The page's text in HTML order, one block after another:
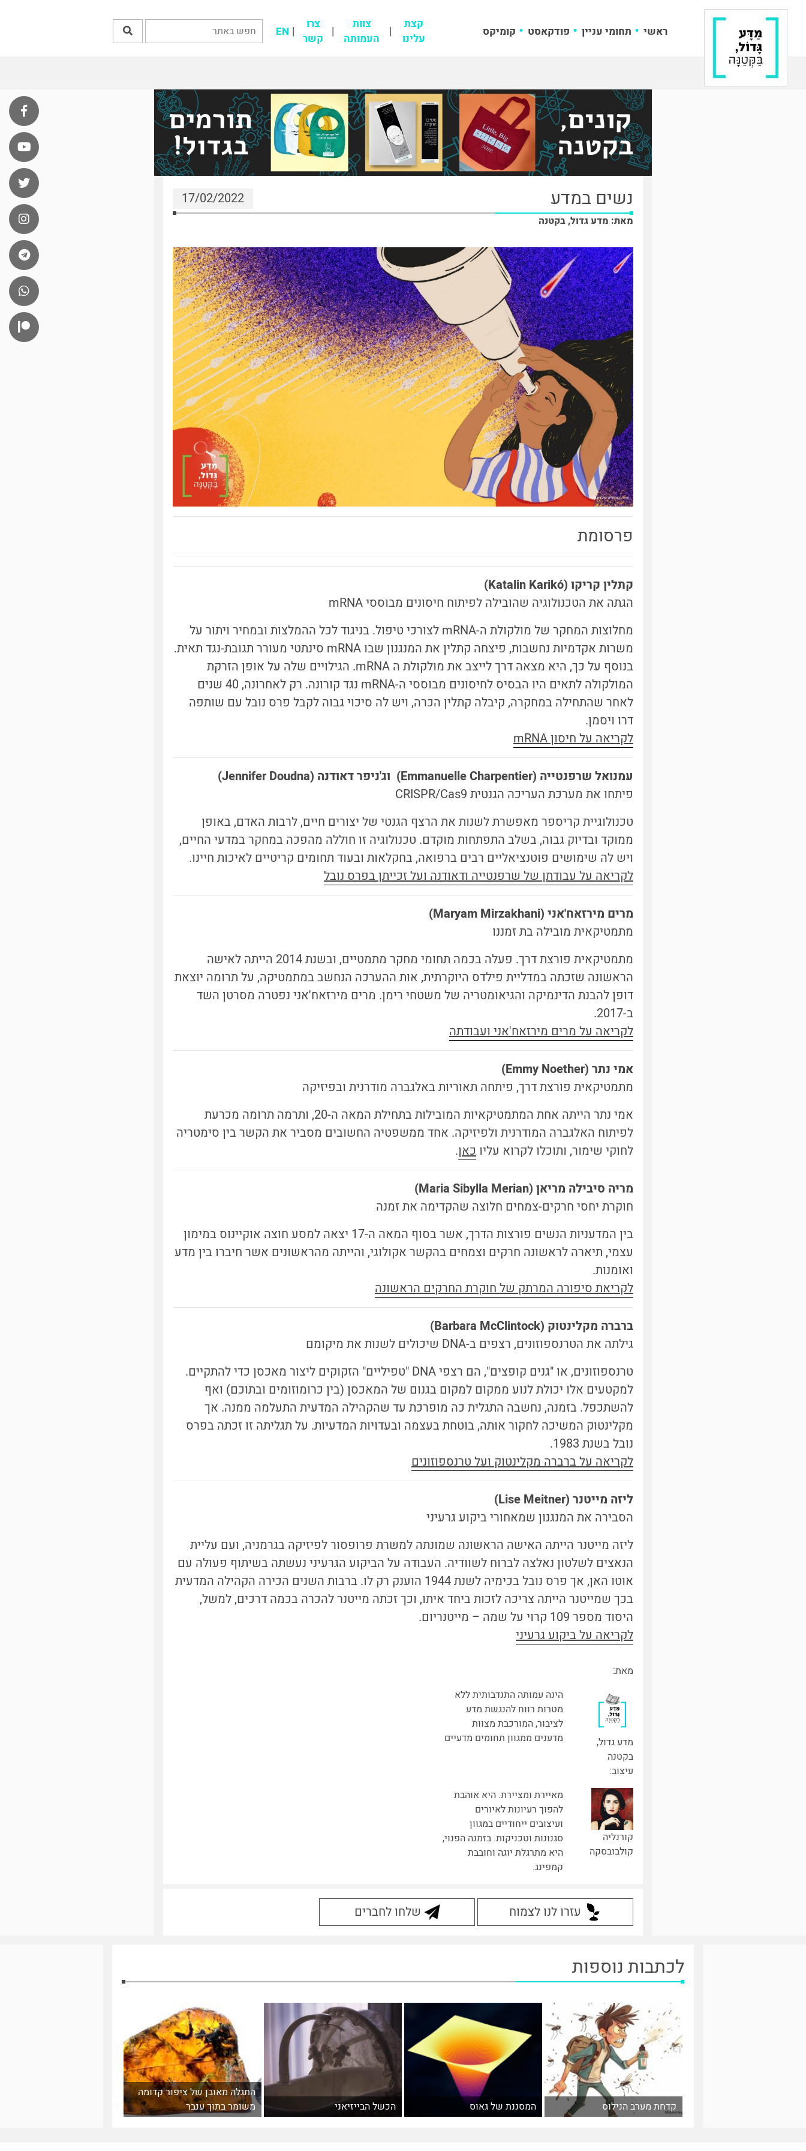
ראשי תחומי עניין פודקאסט קומיקס
קצת
עלינו
צוות
העמותה
צרו
קשר
EN
נשים במדע 17/02/2022
מאת: מדע גדול, בקטנה
פרסומת
קתלין קריקו (Katalin Karikó)
הגתה את הטכנולוגיה שהובילה לפיתוח חיסונים מבוססי mRNA
מחלוצות המחקר של מולקולת ה-mRNA לצורכי טיפול. בניגוד לכל ההמלצות ובמחיר ויתור על
משרות אקדמיות נחשבות, פיצחה קתלין את המנגנון שבו mRNA סינתטי מעורר תגובת-נגד תאית.
בנוסף על כך, היא מצאה דרך לייצב את מולקולת ה mRNA. הגילויים שלה על אופן הזרקת
המולקולה לתאים היו הבסיס לחיסונים מבוססי ה-mRNA נגד קורונה. רק לאחרונה, 40 שנים
לאחר שהתחילה במחקרה, קיבלה קתלין הכרה, ויש לה סיכוי גבוה לקבל פרס נובל עם שותפה
דרו ויסמן.
לקריאה על חיסון mRNA
עמנואל שרפנטייה (Emmanuelle Charpentier) וג'ניפר דאודנה (Jennifer Doudna)
פיתחו את מערכת העריכה הגנטית CRISPR/Cas9
טכנולוגיית קריספר מאפשרת לשנות את הרצף הגנטי של יצורים חיים, לרבות האדם, באופן
ממוקד ובדיוק גבוה, בשלב התפתחות מוקדם. טכנולוגיה זו חוללה מהפכה במחקר במדעי החיים,
ויש לה שימושים פוטנציאליים רבים ברפואה, בחקלאות ובעוד תחומים קריטיים לאיכות חיינו.
לקריאה על עבודתן של שרפנטייה ודאודנה ועל זכייתן בפרס נובל
מרים מירזאח'אני (Maryam Mirzakhani
)
מתמטיקאית מובילה בת זמננו
מתמטיקאית פורצת דרך. פעלה בכמה תחומי מחקר מתמטיים, ובשנת 2014 הייתה לאישה
הראשונה שזכתה במדליית פילדס היוקרתית, אות ההערכה הנחשב במתמטיקה, על תרומה יוצאת
דופן להבנת הדינמיקה והגיאומטריה של משטחי רימן. מרים מירזאח'אני נפטרה מסרטן השד
ב-2017.
לקריאה על מרים מירזאח'אני ועבודתה
אמי נתר (Emmy Noether
)
מתמטיקאית פורצת דרך, פיתחה תאוריות באלגברה מודרנית ובפיזיקה
אמי נתר הייתה אחת המתמטיקאיות המובילות בתחילת המאה ה-20, ותרמה תרומה מכרעת
לפיתוח האלגברה המודרנית ולפיזיקה. אחד ממשפטיה החשובים מסביר את הקשר בין סימטריה
לחוקי שימור, ותוכלו לקרוא עליו כאן.
מריה סיבילה מריאן (Maria Sibylla Merian
)
חוקרת יחסי חרקים-צמחים חלוצה שהקדימה את זמנה
בין המדעניות הנשים פורצות הדרך, אשר בסוף המאה ה-17 יצאה למסע חוצה אוקיינוס במימון
עצמי, תיארה לראשונה חרקים וצמחים בהקשר אקולוגי, והייתה מהראשונים אשר חיברו בין מדע
ואומנות.
לקריאת סיפורה המרתק של חוקרת החרקים הראשונה
ברברה מקלינטוק (Barbara McClintock
)
גילתה את הטרנספוזונים, רצפים ב-DNA שיכולים לשנות את מיקומם
טרנספוזונים, או "גנים קופצים", הם רצפי DNA "טפיליים" הזקוקים ליצור מאכסן כדי להתקיים.
למקטעים אלו יכולת לנוע ממקום למקום בגנום של המאכסן (בין כרומוזומים ובתוכם) ואף
להשתכפל. בזמנה, נחשבה התגלית כה מופרכת עד שהקהילה המדעית התעלמה ממנה. אך
מקלינטוק המשיכה לחקור אותה, בוטחת בעצמה ובעדויות המדעיות. על תגליתה זו זכתה בפרס
נובל בשנת 1983.
לקריאה על ברברה מקלינטוק ועל טרנספוזונים
ליזה מייטנר (Lise Meitner)
הסבירה את המנגנון שמאחורי ביקוע גרעיני
ליזה מייטנר הייתה האישה הראשונה שמונתה למשרת פרופסור לפיזיקה בגרמניה, ועם עליית
הנאצים לשלטון נאלצה לברוח לשוודיה. העבודה על הביקוע הגרעיני נעשתה בשיתוף פעולה עם
אוטו האן, אך פרס נובל בכימיה לשנת 1944 הוענק רק לו. ברבות השנים הכירה הקהילה המדעית
בכך שמייטנר הייתה צריכה לזכות ביחד איתו, וכך זכתה מייטנר להכרה בכמה דרכים, למשל,
היסוד מספר 109 קרוי על שמה – מייטנריום.
לקריאה על ביקוע גרעיני
מאת:
מדע גדול,
בקטנה
הינה עמותה התנדבותית ללא
מטרות רווח להנגשת מדע
לציבור, המורכבת מצוות
מדענים ממגוון תחומים מדעיים
עיצוב:
קורנליה
קולבובסקה
מאיירת ומציירת. היא אוהבת
להפוך רעיונות לאיורים
ועיצובים ייחודיים במגוון
סגנונות וטכניקות. בזמנה הפנוי,
היא מתרגלת יוגה וחובבת
קמפינג.
עזרו לנו לצמוח שלחו לחברים
לכתבות נוספות
קדחת מערב הנילוס המסננת של גאוס הכשל הבייזיאני
התגלה מאובן של ציפור קדומה
משומר בתוך ענבר